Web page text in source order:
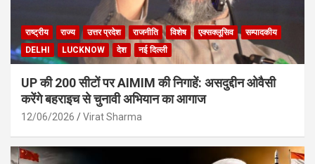
राष्ट्रीय राज्य उत्तर प्रदेश राजनीति विशेष एक्सक्लूसिव
सम्पादकीय
DELHI
LUCKNOW देश नई दिल्ली
UP की 200 सीटों पर AIMIM की निगाहें: असदुद्दीन ओवैसी
करेंगे बहराइच से चुनावी अभियान का आगाज
12/06/2026 Virat Sharma